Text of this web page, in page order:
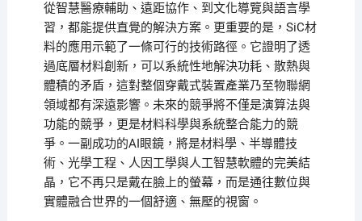
從智慧醫療輔助、遠距協作、到文化導覽與語言學
習，都能提供直覺的解決方案。更重要的是，SiC材
料的應用示範了一條可行的技術路徑。它證明了透
過底層材料創新，可以系統性地解決功耗、散熱與
體積的矛盾，這對整個穿戴式裝置產業乃至物聯網
領域都有深遠影響。未來的競爭將不僅是演算法與
功能的競爭，更是材料科學與系統整合能力的競
爭。一副成功的AI眼鏡，將是材料學、半導體技
術、光學工程、人因工學與人工智慧軟體的完美結
晶，它不再只是戴在臉上的螢幕，而是通往數位與
實體融合世界的一個舒適、無壓的視窗。